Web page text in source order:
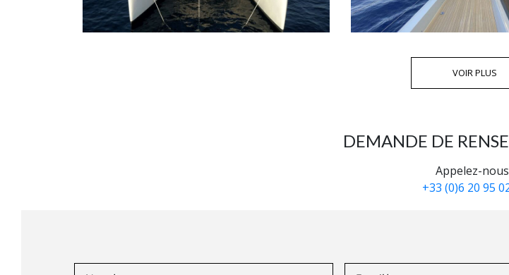
VOIR PLUS
DEMANDE DE
Appelez-
+33 (0)6 20 95